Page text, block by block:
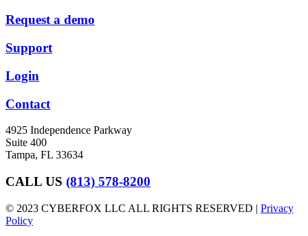
Request a demo
Support
Login
Contact
4925 Independence Parkway
Suite 400
Tampa, FL 33634
CALL US (813) 578-8200
© 2023 CYBERFOX LLC ALL RIGHTS RESERVED | Privacy
Policy